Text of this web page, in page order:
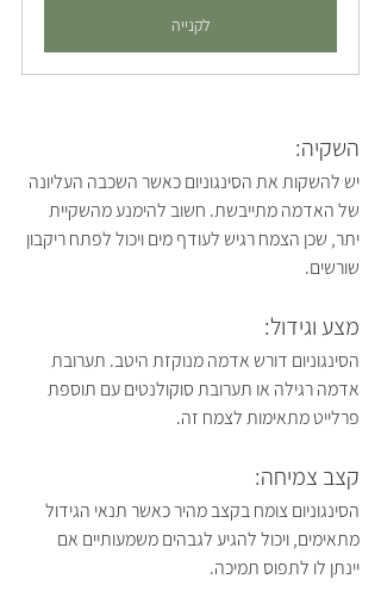
לקנייה
השקיה:
יש להשקות את הסינגוניום כאשר השכבה העליונה
של האדמה מתייבשת. חשוב להימנע מהשקיית
יתר, שכן הצמח רגיש לעודף מים ויכול לפתח ריקבון
שורשים.
מצע וגידול:
הסינגוניום דורש אדמה מנוקזת היטב. תערובת
אדמה רגילה או תערובת סוקולנטים עם תוספת
פרלייט מתאימות לצמח זה.
קצב צמיחה:
הסינגוניום צומח בקצב מהיר כאשר תנאי הגידול
מתאימים, ויכול להגיע לגבהים משמעותיים אם
יינתן לו לתפוס תמיכה.